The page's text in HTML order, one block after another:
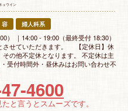
ュウイン
婦人科系
） ｜14:00 - 19:00（最終受付 18:30）
せていただきます。 【定休日】休
の他不定休となります。 不定休は主
受付時間外・昼休みはお問い合わせ不
4600
と言うとスムーズです。